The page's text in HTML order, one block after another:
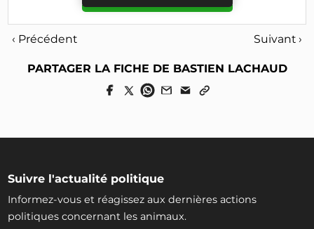
‹ Précédent Suivant ›
PARTAGER LA FICHE DE BASTIEN LACHAUD
Suivre l'actualité politique
Informez-vous et réagissez aux dernières actions
politiques concernant les animaux.